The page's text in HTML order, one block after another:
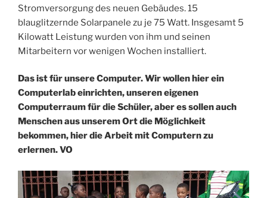
Stromversorgung des neuen Gebäudes. 15
blauglitzernde Solarpanele zu je 75 Watt. Insgesamt 5
Kilowatt Leistung wurden von ihm und seinen
Mitarbeitern vor wenigen Wochen installiert.
Das ist für unsere Computer. Wir wollen hier ein
Computerlab einrichten, unseren eigenen
Computerraum für die Schüler, aber es sollen auch
Menschen aus unserem Ort die Möglichkeit
bekommen, hier die Arbeit mit Computern zu
erlernen. VO